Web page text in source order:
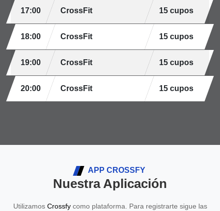
17:00 CrossFit 15 cupos
18:00 CrossFit 15 cupos
19:00 CrossFit 15 cupos
20:00 CrossFit 15 cupos
APP CROSSFY
Nuestra Aplicación
Utilizamos Crossfycomo plataforma. Para registrarte sigue las